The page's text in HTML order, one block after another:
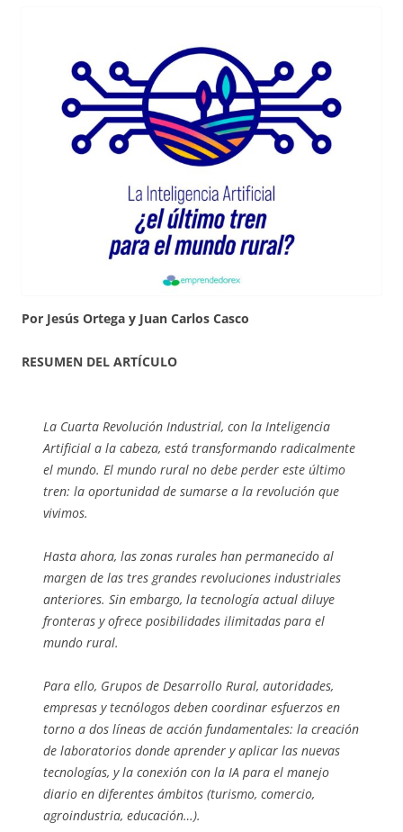
Por Jesús Ortega y Juan Carlos Casco
RESUMEN DEL ARTÍCULO
La Cuarta Revolución Industrial, con la Inteligencia
Artificial a la cabeza, está transformando radicalmente
el mundo. El mundo rural no debe perder este último
tren: la oportunidad de sumarse a la revolución que
vivimos.
Hasta ahora, las zonas rurales han permanecido al
margen de las tres grandes revoluciones industriales
anteriores. Sin embargo, la tecnología actual diluye
fronteras y ofrece posibilidades ilimitadas para el
mundo rural.
Para ello, Grupos de Desarrollo Rural, autoridades,
empresas y tecnólogos deben coordinar esfuerzos en
torno a dos líneas de acción fundamentales: la creación
de laboratorios donde aprender y aplicar las nuevas
tecnologías, y la conexión con la IA para el manejo
diario en diferentes ámbitos (turismo, comercio,
agroindustria, educación…).